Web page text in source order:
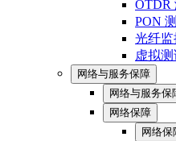
OTDR
PON
光纤监
虚拟
网络与服务保障
网络与服务保
网络保障
网络保